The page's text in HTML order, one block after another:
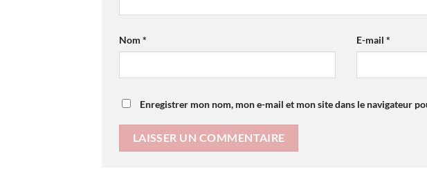
Nom * E-mail*
Enregistrer mon nom, mon e-mail et mon site dans le navigateur